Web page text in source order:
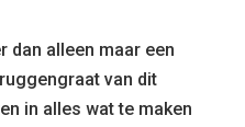
dan alleen maar een
van dit
in alles wat te maken